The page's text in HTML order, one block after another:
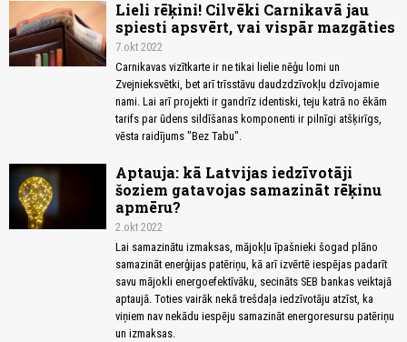
Lieli rēķini! Cilvēki Carnikavā jau
spiesti apsvērt, vai vispār mazgāties
7.okt 2022
Carnikavas vizītkarte ir ne tikai lielie nēģu lomi un
Zvejnieksvētki, bet arī trīsstāvu daudzdzīvokļu dzīvojamie
nami. Lai arī projekti ir gandrīz identiski, teju katrā no ēkām
tarifs par ūdens sildīšanas komponenti ir pilnīgi atšķirīgs,
vēsta raidījums "Bez Tabu".
Aptauja: kā Latvijas iedzīvotāji
šoziem gatavojas samazināt rēķinu
apmēru?
2.okt 2022
Lai samazinātu izmaksas, mājokļu īpašnieki šogad plāno
samazināt enerģijas patēriņu, kā arī izvērtē iespējas padarīt
savu mājokli energoefektīvāku, secināts SEB bankas veiktajā
aptaujā. Toties vairāk nekā trešdaļa iedzīvotāju atzīst, ka
viņiem nav nekādu iespēju samazināt energoresursu patēriņu
un izmaksas.